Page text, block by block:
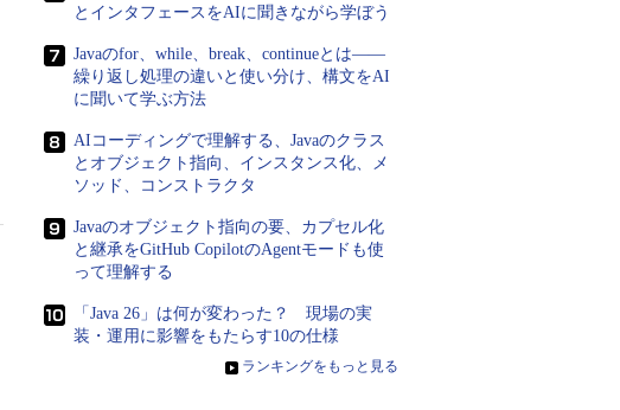
とインタフェースをAIに聞きながら学ぼう
Javaのfor、while、break、continueとは――
繰り返し処理の違いと使い分け、構文をAI
に聞いて学ぶ方法
AIコーディングで理解する、Javaのクラス
とオブジェクト指向、インスタンス化、メ
ソッド、コンストラクタ
Javaのオブジェクト指向の要、カプセル化
と継承をGitHub CopilotのAgentモードも使
って理解する
「Java 26」は何が変わった？ 現場の実
装・運用に影響をもたらす10の仕様
» ランキングをもっと見る